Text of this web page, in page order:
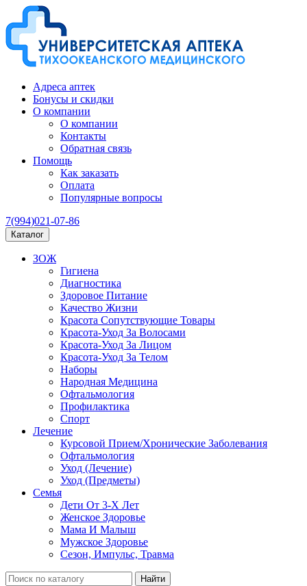
Адреса аптек
Бонусы и скидки
О компании
О компании
Контакты
Обратная связь
Помощь
Как заказать
Оплата
Популярные вопросы
7(994)021-07-86
Каталог
ЗОЖ
Гигиена
Диагностика
Здоровое Питание
Качество Жизни
Красота Сопутствующие Товары
Красота-Уход За Волосами
Красота-Уход За Лицом
Красота-Уход За Телом
Наборы
Народная Медицина
Офтальмология
Профилактика
Спорт
Лечение
Курсовой Прием/Хронические Заболевания
Офтальмология
Уход (Лечение)
Уход (Предметы)
Семья
Дети От 3-Х Лет
Женское Здоровье
Мама И Малыш
Мужское Здоровье
Сезон, Импульс, Травма
Найти